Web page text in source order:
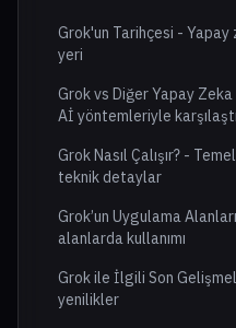
Grok'un Tarihçesi - Yapay
yeri
Grok vs Diğer Yapay
Aİ yöntemleriyle
Grok Nasıl Çalışır? -
teknik detaylar
Grok’un Uygulama
alanlarda kullanımı
Grok ile İlgili Son
yenilikler